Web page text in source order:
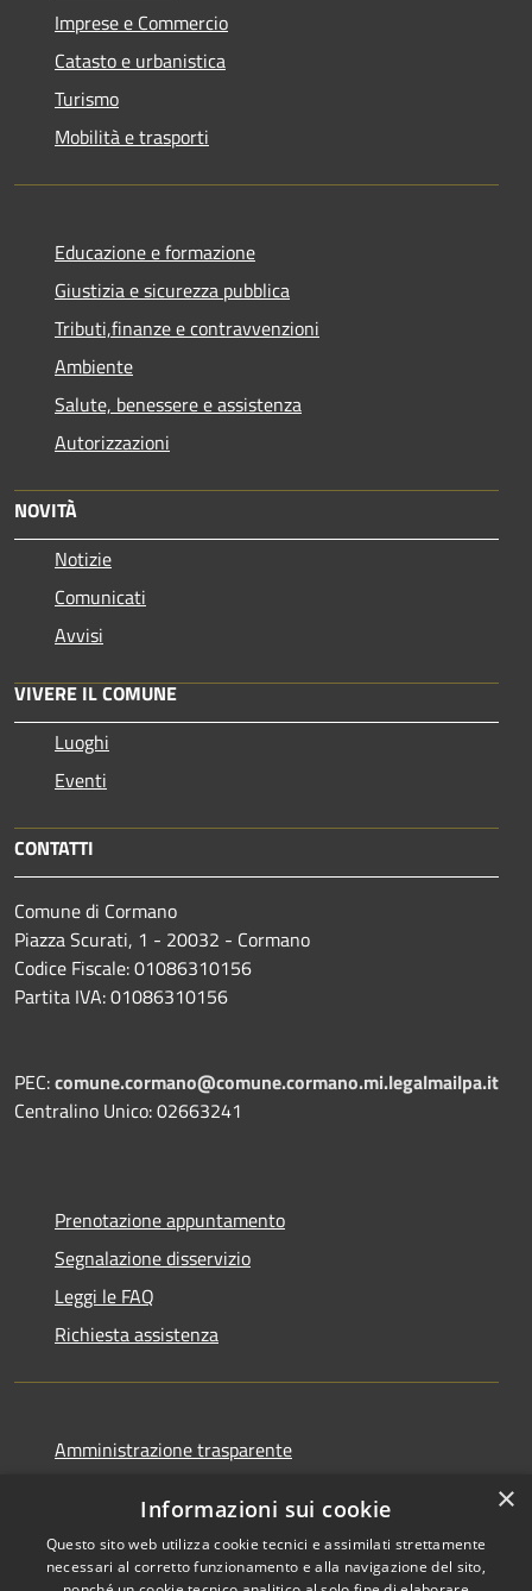
Imprese e Commercio
Catasto e urbanistica
Turismo
Mobilità e trasporti
Educazione e formazione
Giustizia e sicurezza pubblica
Tributi,finanze e contravvenzioni
Ambiente
Salute, benessere e assistenza
Autorizzazioni
NOVITÀ
Notizie
Comunicati
Avvisi
VIVERE IL COMUNE
Luoghi
Eventi
CONTATTI
Comune di Cormano
Piazza Scurati, 1 - 20032 - Cormano
Codice Fiscale: 01086310156
Partita IVA: 01086310156
PEC:comune.cormano@comune.cormano.mi.legalmailpa.it
Centralino Unico: 02663241
Prenotazione appuntamento
Segnalazione disservizio
Leggi le FAQ
Richiesta assistenza
Amministrazione trasparente
Dichiarazione di accessibilità
×
Informazioni sui cookie
Questo sito web utilizza cookie tecnici e assimilati strettamente
necessari al corretto funzionamento e alla navigazione del sito,